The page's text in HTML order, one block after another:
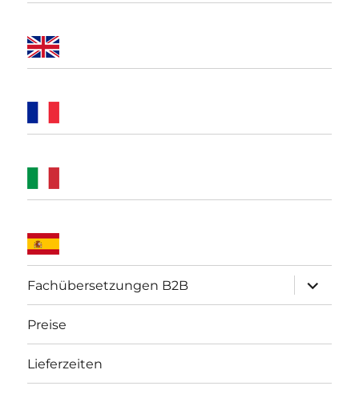
Fachübersetzungen B2B
öffnen
Preise
Lieferzeiten